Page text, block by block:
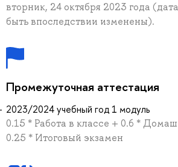
вторник, 24 октября 2023 года
быть впоследствии изменены).
Промежуточная аттестация
2023/2024 учебный год 1 модуль
0.15 * Работа в классе + 0.6 *
0.25 * Итоговый экзамен